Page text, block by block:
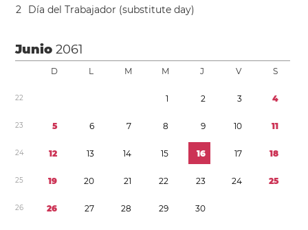
2
Día del Trabajador (substitute day)
Junio2061
D L M M J V S
22 1 2 3 4
23 5 6 7 8 9 10 11
24 12 13 14 15 16 17 18
25 19 20 21 22 23 24 25
26 26 27 28 29 30